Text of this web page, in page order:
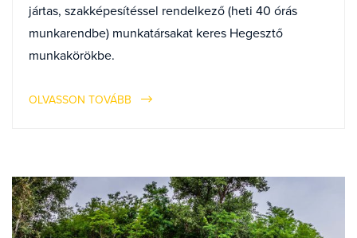
jártas, szakképesítéssel rendelkező (heti 40 órás
munkarendbe) munkatársakat keres Hegesztő
munkakörökbe.
OLVASSON TOVÁBB